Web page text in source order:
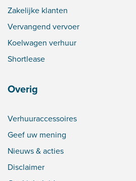
Zakelijke klanten
Vervangend vervoer
Koelwagen verhuur
Shortlease
Overig
Verhuuraccessoires
Geef uw mening
Nieuws & acties
Disclaimer